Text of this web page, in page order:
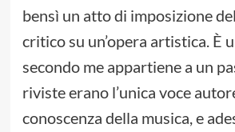
bensì un atto di imposizione
critico su un’opera artistica. È
secondo me appartiene a un
riviste erano l’unica voce
conoscenza della musica, e